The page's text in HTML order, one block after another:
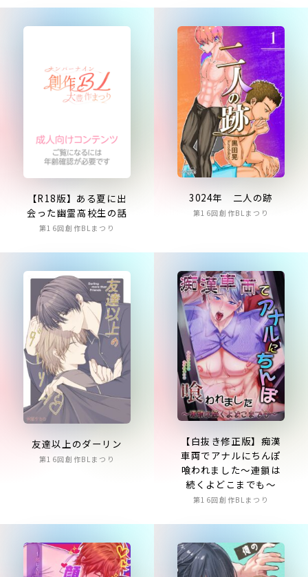
【R18版】ある夏に出
会った幽霊高校生の話
第16回創作BLまつり
3024年 二人の跡
第16回創作BLまつり
友達以上のダーリン
第16回創作BLまつり
【白抜き修正版】痴漢
車両でアナルにちんぽ
喰われました～連鎖は
続くよどこまでも～
第16回創作BLまつり